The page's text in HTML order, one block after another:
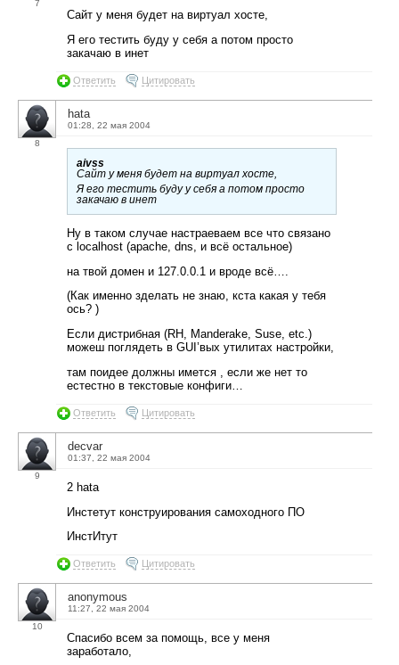
7
Сайт у меня будет на виртуал хосте,
Я его тестить буду у себя а потом просто
закачаю в инет
Ответить Цитировать
8
hata
01:28, 22 мая 2004
aivss
Сайт у меня будет на виртуал хосте,
Я его тестить буду у себя а потом просто
закачаю в инет
Ну в таком случае настраеваем все что связано
с localhost (apache, dns, и всё остальное)
на твой домен и 127.0.0.1 и вроде всё….
(Как именно зделать не знаю, кста какая у тебя
ось? )
Если дистрибная (RH, Manderake, Suse, etc.)
можеш поглядеть в GUI’вых утилитах настройки,
там поидее должны имется , если же нет то
естестно в текстовые конфиги…
Ответить Цитировать
9
decvar
01:37, 22 мая 2004
2 hata
Инстетут конструирования самоходного ПО
ИнстИтут
Ответить Цитировать
10
anonymous
11:27, 22 мая 2004
Спасибо всем за помощь, все у меня
заработало,